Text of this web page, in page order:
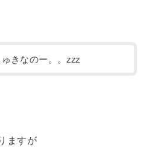
きなのー。。zzz
ますが